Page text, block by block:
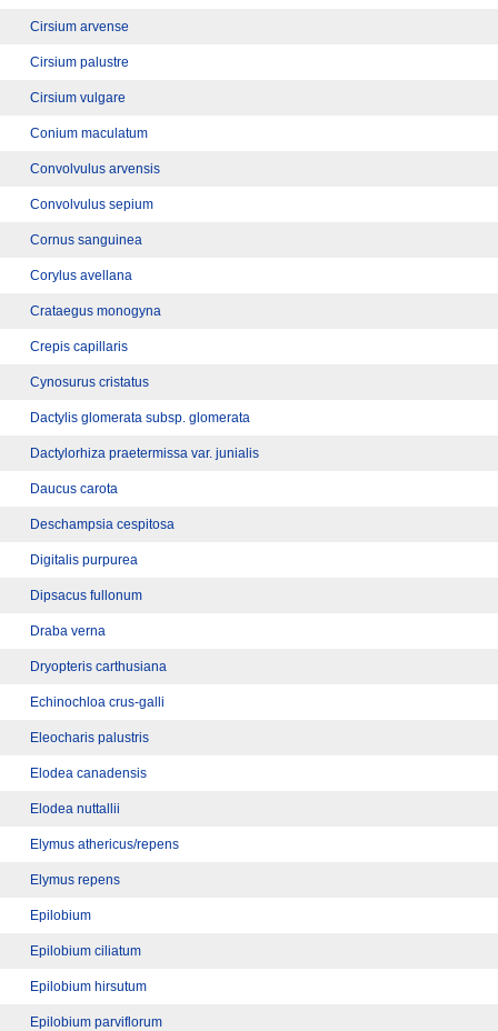
Cirsium arvense
Cirsium palustre
Cirsium vulgare
Conium maculatum
Convolvulus arvensis
Convolvulus sepium
Cornus sanguinea
Corylus avellana
Crataegus monogyna
Crepis capillaris
Cynosurus cristatus
Dactylis glomerata subsp. glomerata
Dactylorhiza praetermissa var. junialis
Daucus carota
Deschampsia cespitosa
Digitalis purpurea
Dipsacus fullonum
Draba verna
Dryopteris carthusiana
Echinochloa crus-galli
Eleocharis palustris
Elodea canadensis
Elodea nuttallii
Elymus athericus/repens
Elymus repens
Epilobium
Epilobium ciliatum
Epilobium hirsutum
Epilobium parviflorum